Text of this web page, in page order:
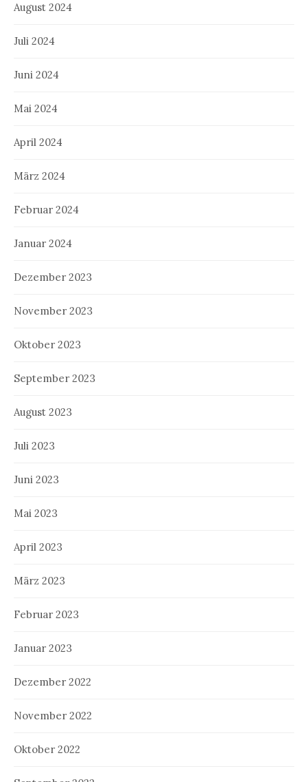
August 2024
Juli 2024
Juni 2024
Mai 2024
April 2024
März 2024
Februar 2024
Januar 2024
Dezember 2023
November 2023
Oktober 2023
September 2023
August 2023
Juli 2023
Juni 2023
Mai 2023
April 2023
März 2023
Februar 2023
Januar 2023
Dezember 2022
November 2022
Oktober 2022